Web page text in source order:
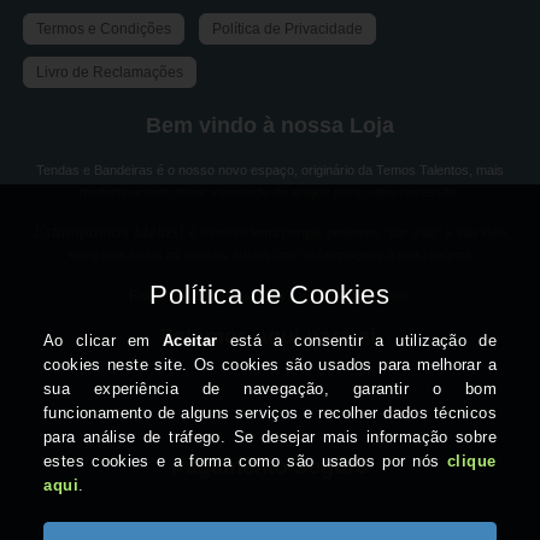
Termos e Condições Política de Privacidade
Livro de Reclamações
Bem vindo à nossa Loja
Tendas e Bandeiras é o nosso novo espaço, originário da Temos Talentos, mais
Fale-nos sobre a sua ideia e a solução aparece.
Estamos aqui para si
Pagamento Seguro